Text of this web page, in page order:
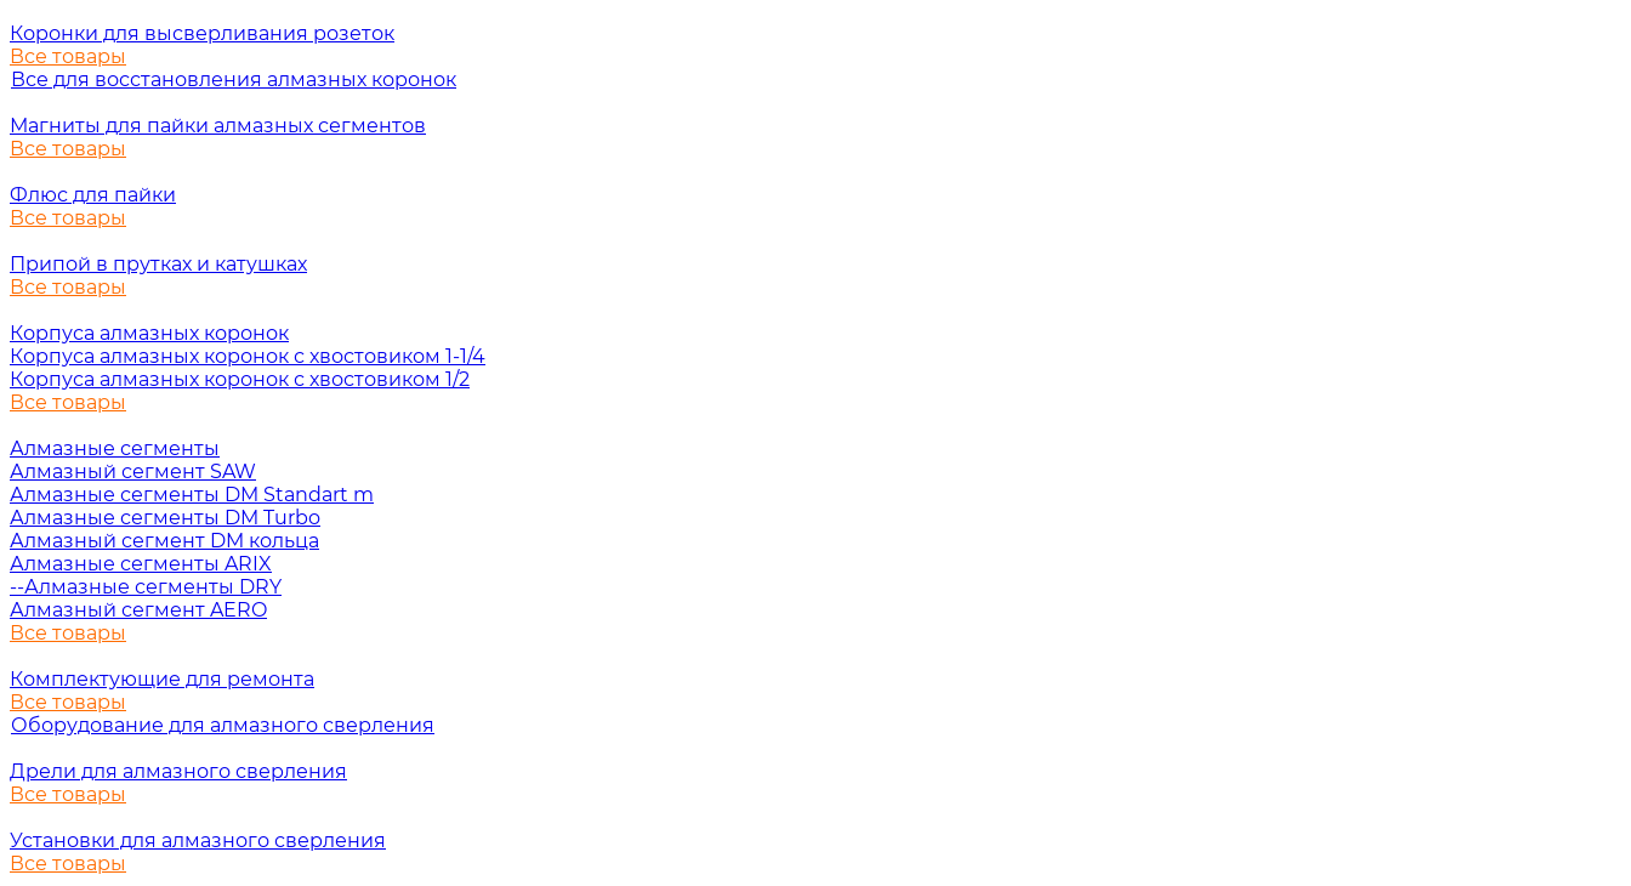
Коронки для высверливания розеток
Все товары
Все для восстановления алмазных коронок
Магниты для пайки алмазных сегментов
Все товары
Флюс для пайки
Все товары
Припой в прутках и катушках
Все товары
Корпуса алмазных коронок
Корпуса алмазных коронок с хвостовиком 1-1/4
Корпуса алмазных коронок с хвостовиком 1/2
Все товары
Алмазные сегменты
Алмазный сегмент SAW
Алмазные сегменты DM Standart m
Алмазные сегменты DM Turbo
Алмазный сегмент DM кольца
Алмазные сегменты ARIX
--Алмазные сегменты DRY
Алмазный сегмент AERO
Все товары
Комплектующие для ремонта
Все товары
Оборудование для алмазного сверления
Дрели для алмазного сверления
Все товары
Установки для алмазного сверления
Все товары